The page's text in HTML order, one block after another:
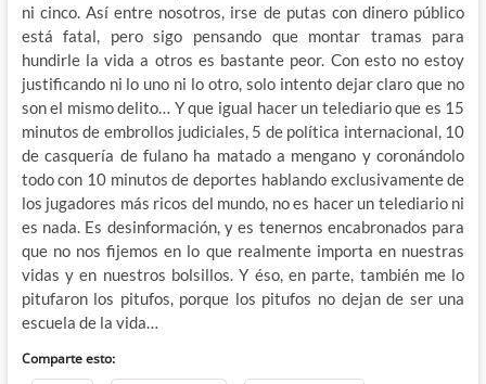
ni cinco. Así entre nosotros, irse de putas con dinero público
está fatal, pero sigo pensando que montar tramas para
hundirle la vida a otros es bastante peor. Con esto no estoy
justificando ni lo uno ni lo otro, solo intento dejar claro que no
son el mismo delito… Y que igual hacer un telediario que es 15
minutos de embrollos judiciales, 5 de política internacional, 10
de casquería de fulano ha matado a mengano y coronándolo
todo con 10 minutos de deportes hablando exclusivamente de
los jugadores más ricos del mundo, no es hacer un telediario ni
es nada. Es desinformación, y es tenernos encabronados para
que no nos fijemos en lo que realmente importa en nuestras
vidas y en nuestros bolsillos. Y éso, en parte, también me lo
pitufaron los pitufos, porque los pitufos no dejan de ser una
escuela de la vida…
Comparte esto: